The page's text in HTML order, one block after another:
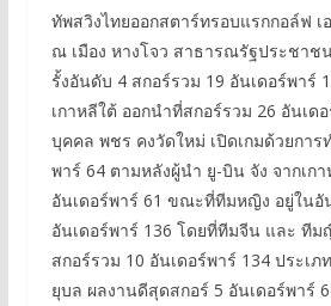
ทัพสวิงไทยออกสตาร์ทรอบแรกกอล์ฟ เ
ณ เมือง หางโจว สาธารณรัฐประชาช
รั้งอันดับ 4 สกอร์รวม 19 อันเดอร์พาร์
เกาหลีใต้ ออกนำที่สกอร์รวม 26 อันเด
บุคคล พชร คงวัดใหม่ เปิดเกมด้วยการ
พาร์ 64 ตามหลังผู้นำ ยู-บิน จัง จากเกา
อันเดอร์พาร์ 61 ขณะที่ทีมหญิง อยู่ในอั
อันเดอร์พาร์ 136 โดยที่ทีมจีน และ ที
สกอร์รวม 10 อันเดอร์พาร์ 134 ประเ
ยุบล ผลงานดีสุดสกอร์ 5 อันเดอร์พาร์